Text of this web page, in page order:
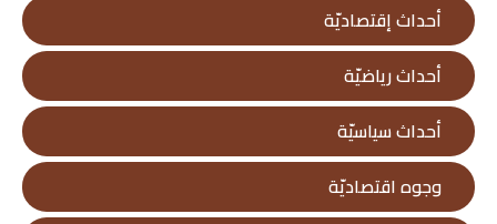
أحداث إقتصاديّة
أحداث رياضيّة
أحداث سياسيّة
وجوه اقتصاديّة